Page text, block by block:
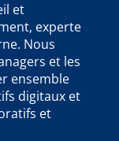
et
experte
Nous
et les
ensemble
digitaux et
et